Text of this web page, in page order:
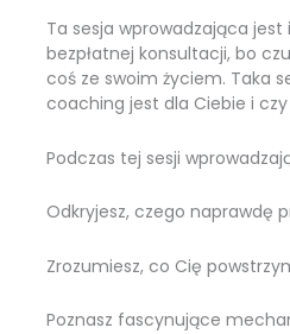
Ta sesja wprowadzająca jest
bezpłatnej konsultacji, bo
coś ze swoim życiem. Taka
coaching jest dla Ciebie i
Podczas tej sesji
Odkryjesz, czego naprawdę
Zrozumiesz, co Cię
Poznasz fascynujące